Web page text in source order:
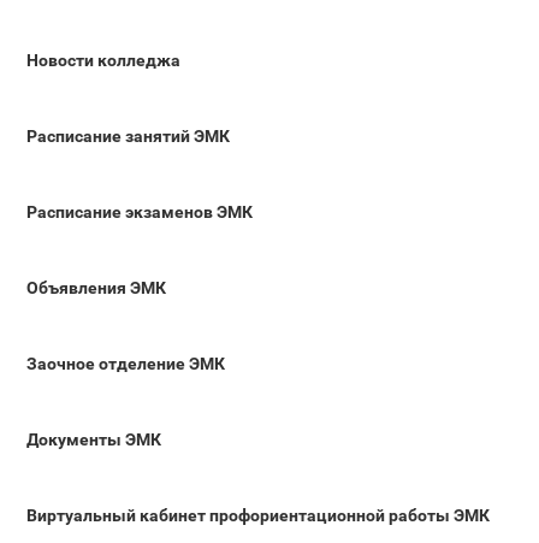
Новости колледжа
Расписание занятий ЭМК
Расписание экзаменов ЭМК
Объявления ЭМК
Заочное отделение ЭМК
Документы ЭМК
Виртуальный кабинет профориентационной работы ЭМК